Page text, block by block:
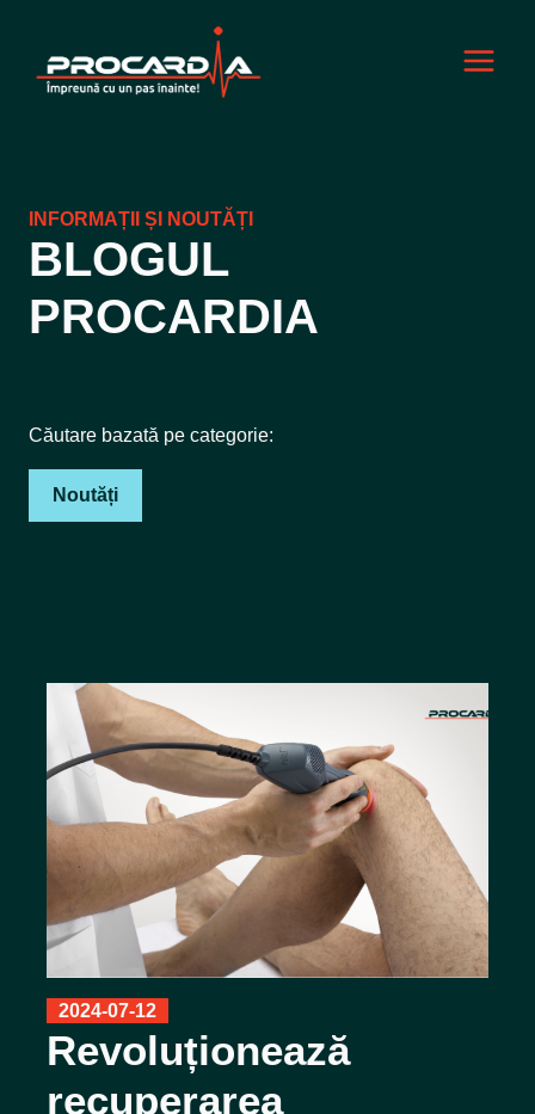
content
INFORMAȚII ȘI NOUTĂȚI
BLOGUL
PROCARDIA
Căutare bazată pe categorie:
Noutăți
2024-07-12
Revoluționează
recuperarea